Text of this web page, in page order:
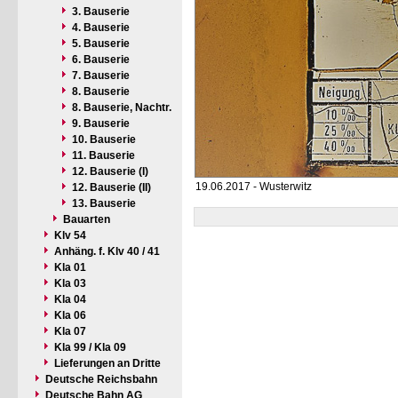
3. Bauserie
4. Bauserie
5. Bauserie
6. Bauserie
7. Bauserie
8. Bauserie
8. Bauserie, Nachtr.
9. Bauserie
10. Bauserie
11. Bauserie
12. Bauserie (I)
12. Bauserie (II)
13. Bauserie
Bauarten
Klv 54
Anhäng. f. Klv 40 / 41
Kla 01
Kla 03
Kla 04
Kla 06
Kla 07
Kla 99 / Kla 09
Lieferungen an Dritte
Deutsche Reichsbahn
Deutsche Bahn AG
19.06.2017 - Wusterwitz